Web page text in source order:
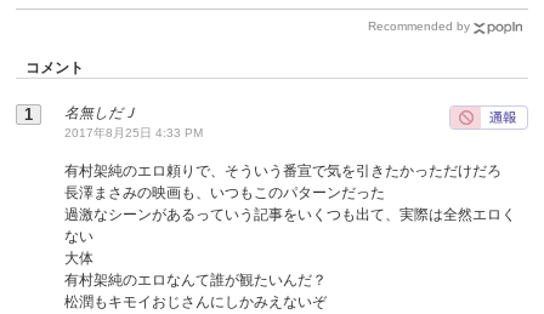
Recommended by
コメント
名無しだＪ
2017年8月25日 4:33 PM
有村架純のエロ頼りで、そういう番宣で気を引きたかっただけだろ
長澤まさみの映画も、いつもこのパターンだった
過激なシーンがあるっていう記事をいくつも出て、実際は全然エロく
ない
大体
有村架純のエロなんて誰が観たいんだ？
松潤もキモイおじさんにしかみえないぞ